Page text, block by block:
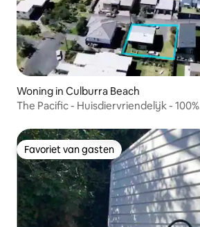
Woning in Culburra Beach
The Pacific - Huisdiervriendelijk - 100%
Favoriet van gasten
Favoriet van gasten